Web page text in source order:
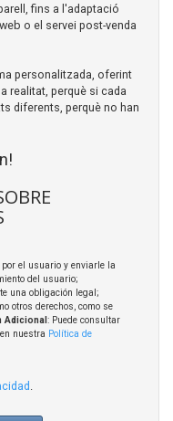
fins a l'adaptació
o el servei post-venda
personalitzada, oferint
realitat, perquè si cada
diferents, perquè no han
el usuario y enviarle la
del usuario;
una obligación legal;
otros derechos, como se
Adicional : Puede consultar
nuestra Política de